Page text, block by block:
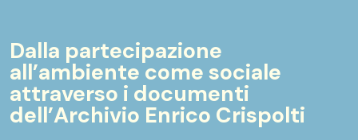
Dalla partecipazione
all’ambiente come sociale
attraverso i documenti
dell’Archivio Enrico Crispolti